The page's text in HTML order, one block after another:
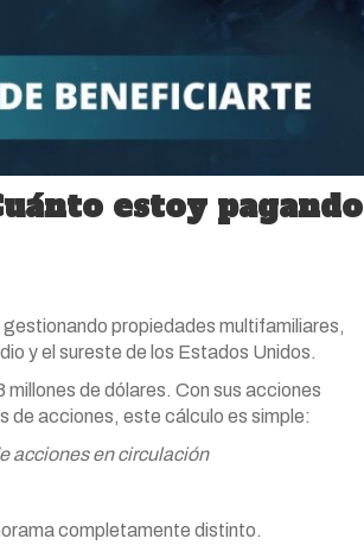
estoy pagando
propiedades multifamiliares,
y el sureste de los Estados Unidos.
de dólares. Con sus acciones
de acciones, este cálculo es simple:
acciones en circulación
completamente distinto.